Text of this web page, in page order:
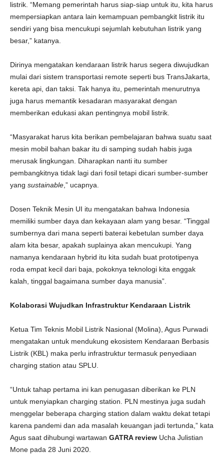
listrik. “Memang pemerintah harus siap-siap untuk itu, kita harus
mempersiapkan antara lain kemampuan pembangkit listrik itu
sendiri yang bisa mencukupi sejumlah kebutuhan listrik yang
besar,” katanya.
Dirinya mengatakan kendaraan listrik harus segera diwujudkan
mulai dari sistem transportasi remote seperti bus TransJakarta,
kereta api, dan taksi. Tak hanya itu, pemerintah menurutnya
juga harus memantik kesadaran masyarakat dengan
memberikan edukasi akan pentingnya mobil listrik.
“Masyarakat harus kita berikan pembelajaran bahwa suatu saat
mesin mobil bahan bakar itu di samping sudah habis juga
merusak lingkungan. Diharapkan nanti itu sumber
pembangkitnya tidak lagi dari fosil tetapi dicari sumber-sumber
yang sustainable ,” ucapnya.
Dosen Teknik Mesin UI itu mengatakan bahwa Indonesia
memiliki sumber daya dan kekayaan alam yang besar. “Tinggal
sumbernya dari mana seperti baterai kebetulan sumber daya
alam kita besar, apakah suplainya akan mencukupi. Yang
namanya kendaraan hybrid itu kita sudah buat prototipenya
roda empat kecil dari baja, pokoknya teknologi kita enggak
kalah, tinggal bagaimana sumber daya manusia”.
Kolaborasi Wujudkan Infrastruktur Kendaraan Listrik
Ketua Tim Teknis Mobil Listrik Nasional (Molina), Agus Purwadi
mengatakan untuk mendukung ekosistem Kendaraan Berbasis
Listrik (KBL) maka perlu infrastruktur termasuk penyediaan
charging station atau SPLU.
“Untuk tahap pertama ini kan penugasan diberikan ke PLN
untuk menyiapkan charging station. PLN mestinya juga sudah
menggelar beberapa charging station dalam waktu dekat tetapi
karena pandemi dan ada masalah keuangan jadi tertunda,” kata
Agus saat dihubungi wartawan GATRA review Ucha Julistian
Mone pada 28 Juni 2020.